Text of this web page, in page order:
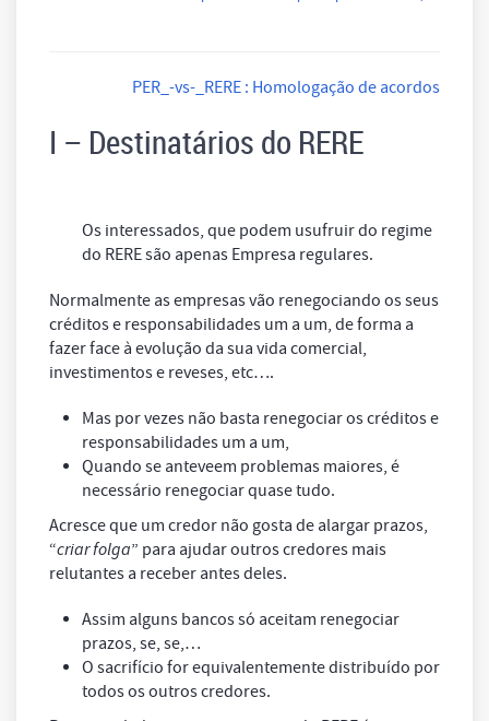
PER_-vs-_RERE : Homologação de acordos
I – Destinatários do RERE
Os interessados, que podem usufruir do regime
do RERE são apenas Empresa regulares.
Normalmente as empresas vão renegociando os seus
créditos e responsabilidades um a um, de forma a
fazer face à evolução da sua vida comercial,
investimentos e reveses, etc….
Mas por vezes não basta renegociar os créditos e
responsabilidades um a um,
Quando se anteveem problemas maiores, é
necessário renegociar quase tudo.
Acresce que um credor não gosta de alargar prazos,
“criar folga” para ajudar outros credores mais
relutantes a receber antes deles.
Assim alguns bancos só aceitam renegociar
prazos, se, se,…
O sacrifício for equivalentemente distribuído por
todos os outros credores.